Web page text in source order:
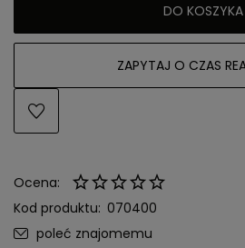
DO KOSZYKA
ZAPYTAJ O CZAS
Ocena:
Kod produktu: 070400
poleć znajomemu